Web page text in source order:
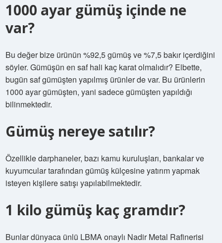
1000 ayar gümüş içinde ne
var?
Bu değer bize ürünün %92,5 gümüş ve %7,5 bakır içerdiğini
söyler. Gümüşün en saf hali kaç karat olmalıdır? Elbette,
bugün saf gümüşten yapılmış ürünler de var. Bu ürünlerin
1000 ayar gümüşten, yani sadece gümüşten yapıldığı
bilinmektedir.
Gümüş nereye satılır?
Özellikle darphaneler, bazı kamu kuruluşları, bankalar ve
kuyumcular tarafından gümüş külçesine yatırım yapmak
isteyen kişilere satışı yapılabilmektedir.
1 kilo gümüş kaç gramdır?
Bunlar dünyaca ünlü LBMA onaylı Nadir Metal Rafinerisi